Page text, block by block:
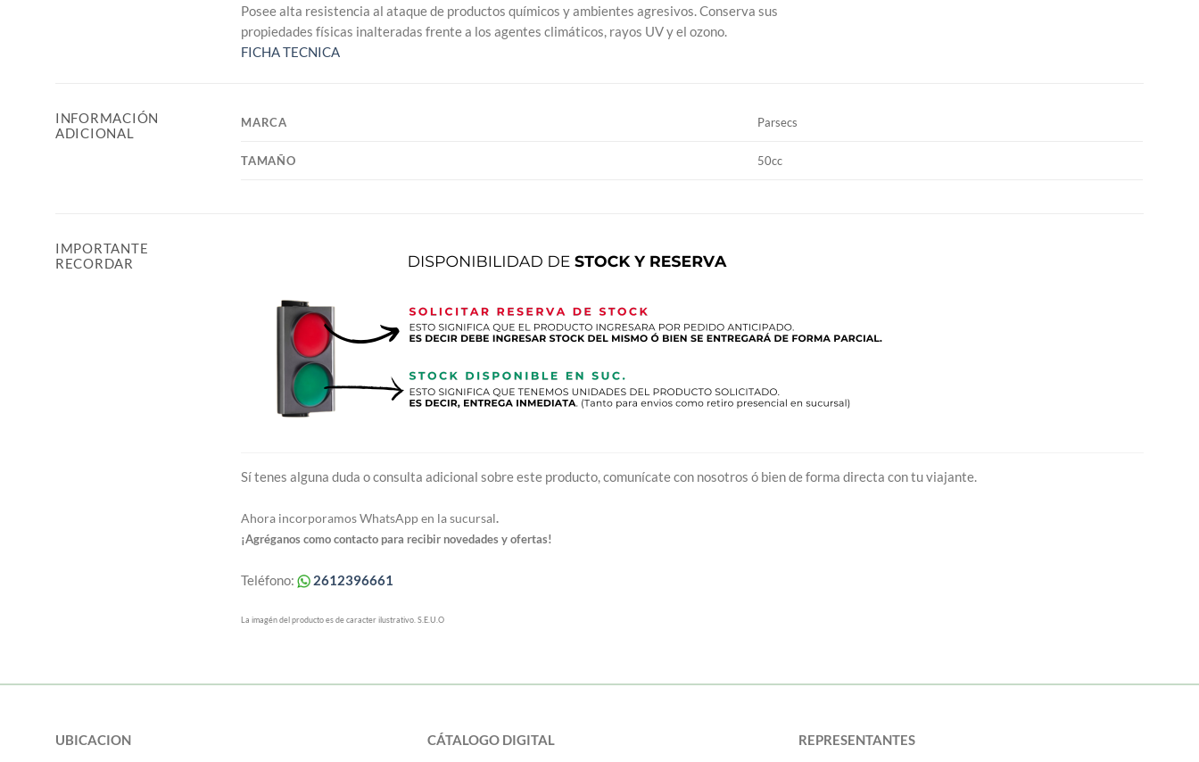
Posee alta resistencia al ataque de productos químicos y ambientes agresivos. Conserva sus
propiedades físicas inalteradas frente a los agentes climáticos, rayos UV y el ozono.
FICHA TECNICA
INFORMACIÓN
ADICIONAL
MARCA Parsecs
TAMAÑO 50cc
IMPORTANTE
RECORDAR
Sí tenes alguna duda o consulta adicional sobre este producto, comunícate con nosotros ó bien de forma directa con tu viajante.
Ahora incorporamos WhatsApp en la sucursal.
¡Agréganos como contacto para recibir novedades y ofertas!
Teléfono: 2612396661
La imagén del producto es de caracter ilustrativo. S.E.U.O
UBICACION CÁTALOGO DIGITAL REPRESENTANTES